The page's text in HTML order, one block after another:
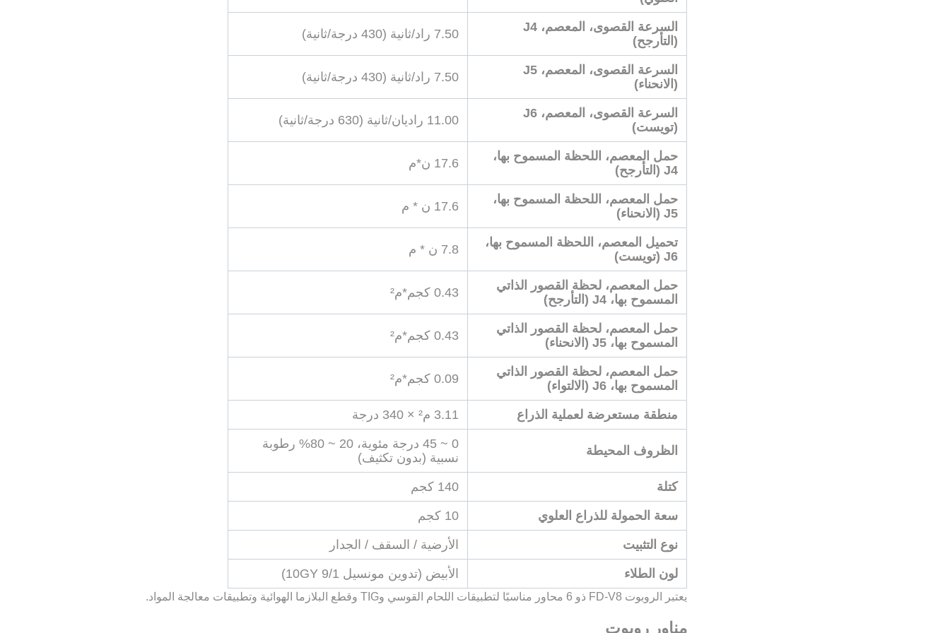
السرعة القصوى، المعصم، J4
(التأرجح)
7.50 راد/ثانية (430 درجة/ثانية)
السرعة القصوى، المعصم، J5
(الانحناء)
7.50 راد/ثانية (430 درجة/ثانية)
السرعة القصوى، المعصم، J6
(تويست)
11.00 راديان/ثانية (630 درجة/ثانية)
حمل المعصم، اللحظة المسموح بها،
J4 (التأرجح)
17.6 ن*م
حمل المعصم، اللحظة المسموح بها،
J5 (الانحناء)
17.6 ن * م
تحميل المعصم، اللحظة المسموح بها،
J6 (تويست)
7.8 ن * م
حمل المعصم، لحظة القصور الذاتي
المسموح بها، J4 (التأرجح)
0.43 كجم*م²
حمل المعصم، لحظة القصور الذاتي
المسموح بها، J5 (الانحناء)
0.43 كجم*م²
حمل المعصم، لحظة القصور الذاتي
المسموح بها، J6 (الالتواء)
0.09 كجم*م²
منطقة مستعرضة لعملية الذراع 3.11 م² × 340 درجة
الظروف المحيطة
0 ~ 45 درجة مئوية، 20 ~ 80% رطوبة
نسبية (بدون تكثيف)
كتلة 140 كجم
سعة الحمولة للذراع العلوي 10 كجم
نوع التثبيت الأرضية / السقف / الجدار
لون الطلاء الأبيض (تدوين مونسيل 10GY 9/1)
يعتبر الروبوت FD-V8 ذو 6 محاور مناسبًا لتطبيقات اللحام القوسي وTIG وقطع البلازما الهوائية وتطبيقات معالجة المواد.
مناور روبوت